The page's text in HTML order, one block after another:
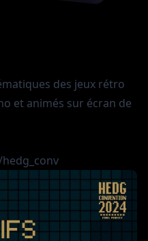
des jeux rétro
et animés sur écran de